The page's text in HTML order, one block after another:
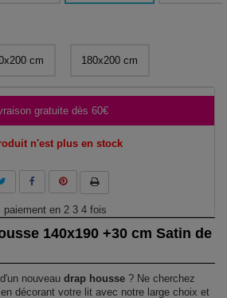
cm 180x200 cm
gratuite dès 60€
n'est plus en stock
140x190 +30 cm Satin de
nouveau drap housse ? Ne cherchez
décorant votre lit avec notre large choix et